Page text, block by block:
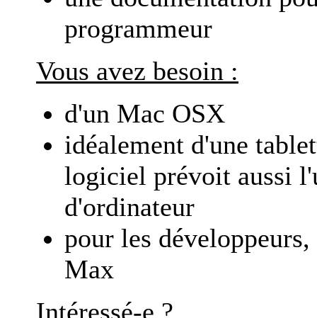
programmeur
Vous avez besoin :
d'un Mac OSX
idéalement d'une
logiciel prévoit aussi
d'ordinateur
pour les
Max
Intéressé-e ?